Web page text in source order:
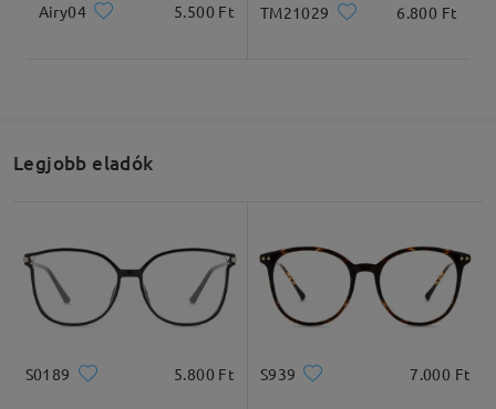
Airy04 5.500 Ft TM21029 6.800 Ft
Legjobb eladók
S0189 5.800 Ft S939 7.000 Ft